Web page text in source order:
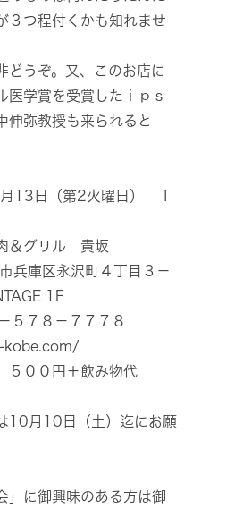
３つ程付くかも知れませ
どうぞ。又、このお店に
医学賞を受賞したｉｐｓ
伸弥教授も来られると
日（第2火曜日） １
グリル 貴坂
区永沢町４丁目３－
1F
７８－７７７８
０円＋飲み物代
10月10日（土）迄にお願
」に御興味のある方は御